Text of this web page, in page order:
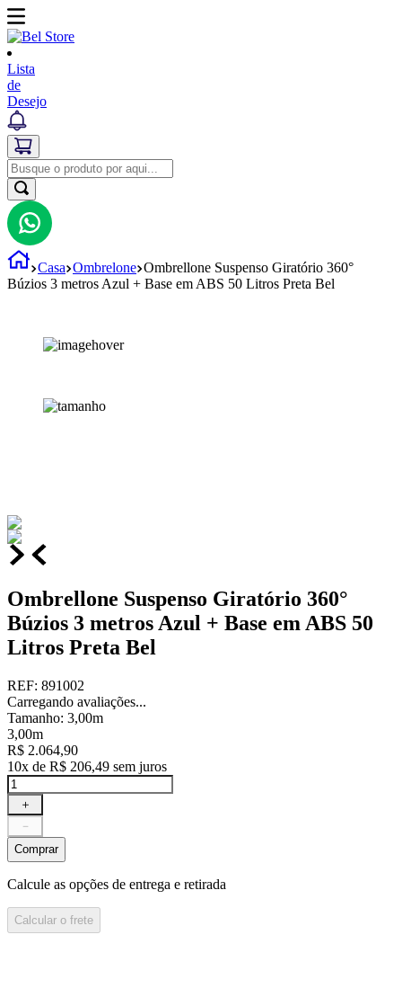
Lista
de
Desejo
Casa Ombrelone Ombrellone Suspenso Giratório 360°
Búzios 3 metros Azul + Base em ABS 50 Litros Preta Bel
Ombrellone Suspenso Giratório 360°
Búzios 3 metros Azul + Base em ABS 50
Litros Preta Bel
REF: 891002
Carregando avaliações...
Tamanho: 3,00m
3,00m
R$ 2.064,90
10x de R$ 206,49 sem juros
＋
－
Comprar
Calcule as opções de entrega e retirada
Calcular o frete